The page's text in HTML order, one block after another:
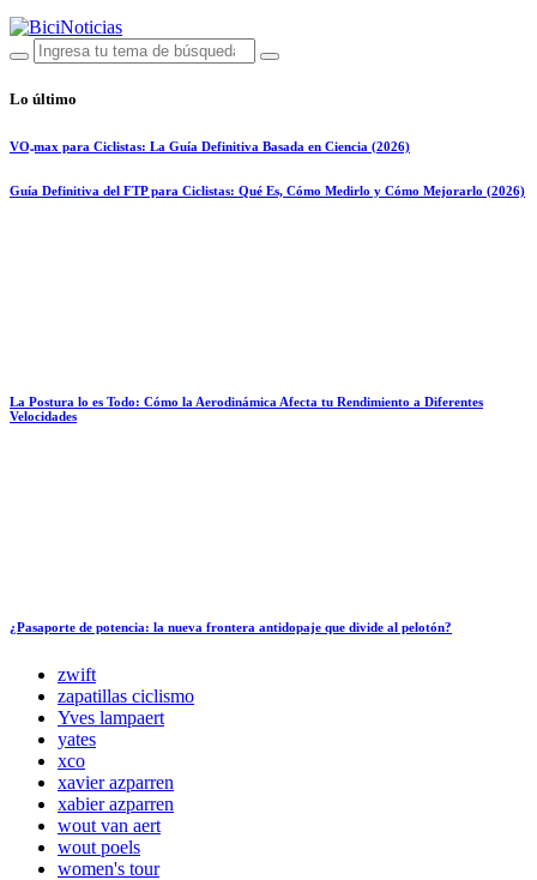
Lo último
VO₂max para Ciclistas: La Guía Definitiva Basada en Ciencia (2026)
Guía Definitiva del FTP para Ciclistas: Qué Es, Cómo Medirlo y Cómo Mejorarlo (2026)
La Postura lo es Todo: Cómo la Aerodinámica Afecta tu Rendimiento a Diferentes
Velocidades
¿Pasaporte de potencia: la nueva frontera antidopaje que divide al pelotón?
zwift
zapatillas ciclismo
Yves lampaert
yates
xco
xavier azparren
xabier azparren
wout van aert
wout poels
women's tour